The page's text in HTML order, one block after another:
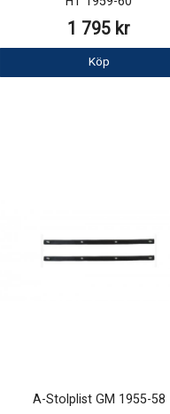
1 795 kr
Köp
A-Stolplist GM 1955-58